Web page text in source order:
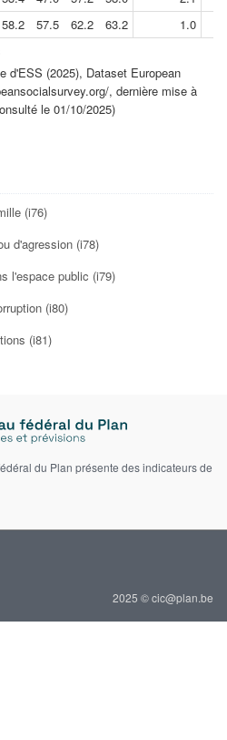
58.2 57.5 62.2 63.2
1.0
d'ESS (2025), Dataset European
, dernière mise à
le 01/10/2025)
(i76)
d'agression (i78)
l'espace public (i79)
(i80)
(i81)
du Plan présente des indicateurs de
2025 © cic@plan.be